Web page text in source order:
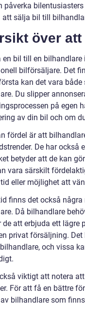
påverka
att sälja bil till
över
en bil till en
bilförsäljare. Det
kan det vara
Du slipper
på egen
av din bil och om
fördel är att
De har också
betyder att de kan
vara särskilt
eller möjlighet att
finns det också
Då bilhandlare
de att erbjuda ett lägre
privat försäljning.
och vissa
viktigt att notera
För att få en bättre
bilhandlare som